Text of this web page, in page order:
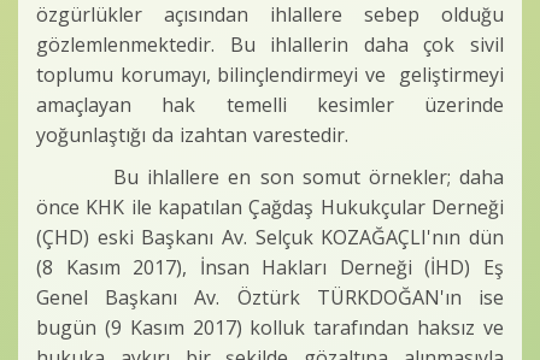
özgürlükler açısından ihlallere sebep olduğu
gözlemlenmektedir. Bu ihlallerin daha çok sivil
toplumu korumayı, bilinçlendirmeyi ve geliştirmeyi
amaçlayan hak temelli kesimler üzerinde
yoğunlaştığı da izahtan varestedir.
Bu ihlallere en son somut örnekler; daha
önce KHK ile kapatılan Çağdaş Hukukçular Derneği
(ÇHD) eski Başkanı Av. Selçuk KOZAĞAÇLI'nın dün
(8 Kasım 2017), İnsan Hakları Derneği (İHD) Eş
Genel Başkanı Av. Öztürk TÜRKDOĞAN'ın ise
bugün (9 Kasım 2017) kolluk tarafından haksız ve